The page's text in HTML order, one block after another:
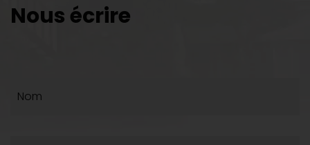
Nous écrire
Nom